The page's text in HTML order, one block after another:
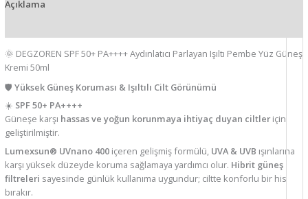
Açıklama
🌞 DEGZOREN SPF 50+ PA++++ Aydınlatıcı Parlayan Işıltı Pembe Yüz Güneş
Kremi 50ml
🛡️ Yüksek Güneş Koruması & Işıltılı Cilt Görünümü
☀️ SPF 50+ PA++++
Güneşe karşı hassas ve yoğun korunmaya ihtiyaç duyan ciltleriçin
geliştirilmiştir.
Lumexsun® UVnano 400içeren gelişmiş formülü, UVA & UVB ışınlarına
karşı yüksek düzeyde koruma sağlamaya yardımcı olur. Hibrit güneş
filtreleri sayesinde günlük kullanıma uygundur; ciltte konforlu bir his
bırakır.